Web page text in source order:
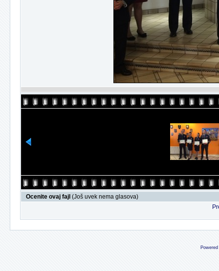
Ocenite ovaj fajl (Još uvek nema glasova)